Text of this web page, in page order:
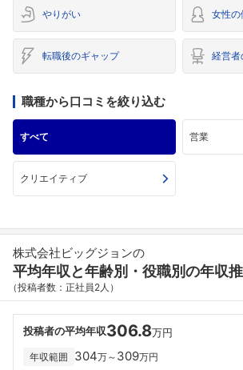
やりがい 女性の
転職後のギャップ 経営者
職種から口コミを絞り込む
すべて 営業
クリエイティブ
株式会社ビッグジョンの
平均年収と年齢別・役職別の年収
（投稿者数：正社員2人）
投稿者の平均年収306.8万円
年収範囲 304万～ 309万円